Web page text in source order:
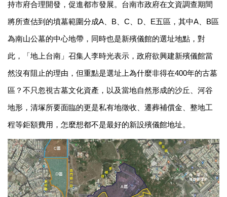
持市府合理開發，促進都市發展。台南市政府在文資調查期間
將所查估到的墳墓範圍分成A、B、C、D、E五區，其中A、B區
為南山公墓的中心地帶，同時也是新殯儀館的選址地點，對
此，「地上台南」召集人李時光表示，政府欲興建新殯儀館當
然沒有阻止的理由，但重點是選址上為什麼非得在400年的古墓
區？不只忽視古墓文化資產，以及當地自然形成的沙丘、河谷
地形，清塚所要面臨的更是私有地徵收、遷葬補償金、整地工
程等鉅額費用，怎麼想都不是最好的新設殯儀館地址。